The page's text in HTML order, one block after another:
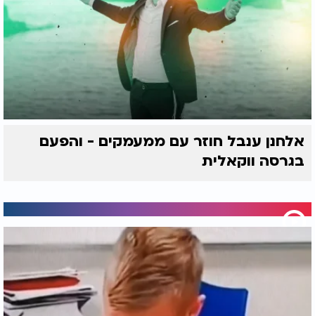
אלחנן ענבל חוזר עם ממעמקים - והפעם
בגרסה ווקאלית